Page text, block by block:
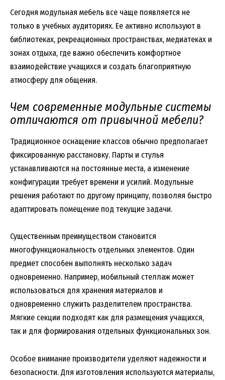
Сегодня модульная мебель все чаще появляется не
только в учебных аудиториях. Ее активно используют в
библиотеках, рекреационных пространствах, медиатеках и
зонах отдыха, где важно обеспечить комфортное
взаимодействие учащихся и создать благоприятную
атмосферу для общения.
Чем современные модульные системы
отличаются от привычной мебели?
Традиционное оснащение классов обычно предполагает
фиксированную расстановку. Парты и стулья
устанавливаются на постоянные места, а изменение
конфигурации требует времени и усилий. Модульные
решения работают по другому принципу, позволяя быстро
адаптировать помещение под текущие задачи.
Существенным преимуществом становится
многофункциональность отдельных элементов. Один
предмет способен выполнять несколько задач
одновременно. Например, мобильный стеллаж может
использоваться для хранения материалов и
одновременно служить разделителем пространства.
Мягкие секции подходят как для размещения учащихся,
так и для формирования отдельных функциональных зон.
Особое внимание производители уделяют надежности и
безопасности. Для изготовления используются материалы,